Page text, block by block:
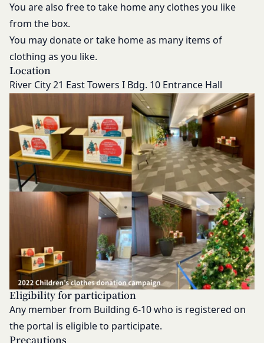
You are also free to take home any clothes you like
from the box.
You may donate or take home as many items of
clothing as you like.
Location
River City 21 East Towers I Bdg. 10 Entrance Hall
Eligibility for participation
Any member from Building 6-10who is registered on
the portal is eligible to participate.
Precautions
会員の行為が本規約に違反すると当社が判断した場
合、当社は、通知または催告をすることなく、当該
会員の登録の抹消、当社が提供する一切のサービス
の利用禁止、停止、本サービス上に公開した提供物
（本規約第10条3項で定義します。）の削除その他
の必要な措置を講じることができるものとします。
当社が前項に定める措置を講じた場合において、当
社は、会員に対し、当該措置を講じた理由を開示す
る義務及び当該措置により会員に生じた損害を賠償
する義務並びにその他一切の義務を負わないものと
します。
第9条（当社が提供するコンテンツに関する知的財
産権等）
本サービスを通じて会員に提供する文章、イラス
ト、デザイン、写真、画像、ロゴ、アイコン、映
像、プログラム等（以下「コンテンツ」といいま
す。）の著作権、商標権およびその他の知的財産権
は全て当社または当社にコンテンツの使用を許諾す
る者に帰属するものであり、会員はこれらの権利を
侵害する行為を行わないものとします。
目的の如何を問わず、本サービスのコンテンツその
他掲載内容の全部または一部を権利者の許可なく使
用（複製、改変、転用、転送、配布、掲示、販売、